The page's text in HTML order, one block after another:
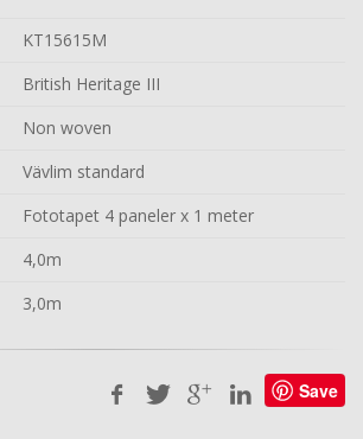
KT15615M
British Heritage III
Non woven
Vävlim standard
Fototapet 4 paneler x 1 meter
4,0m
3,0m
Save